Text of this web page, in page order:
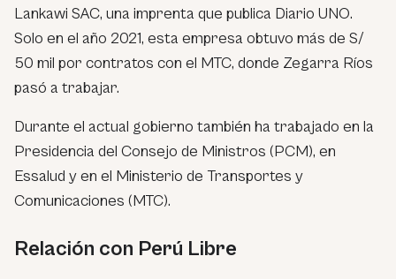
Lankawi SAC, una imprenta que publica Diario UNO.
Solo en el año 2021, esta empresa obtuvo más de S/
50 mil por contratos con el MTC, donde Zegarra Ríos
pasó a trabajar.
Durante el actual gobierno también ha trabajado en la
Presidencia del Consejo de Ministros (PCM), en
Essalud y en el Ministerio de Transportes y
Comunicaciones (MTC).
Relación con Perú Libre